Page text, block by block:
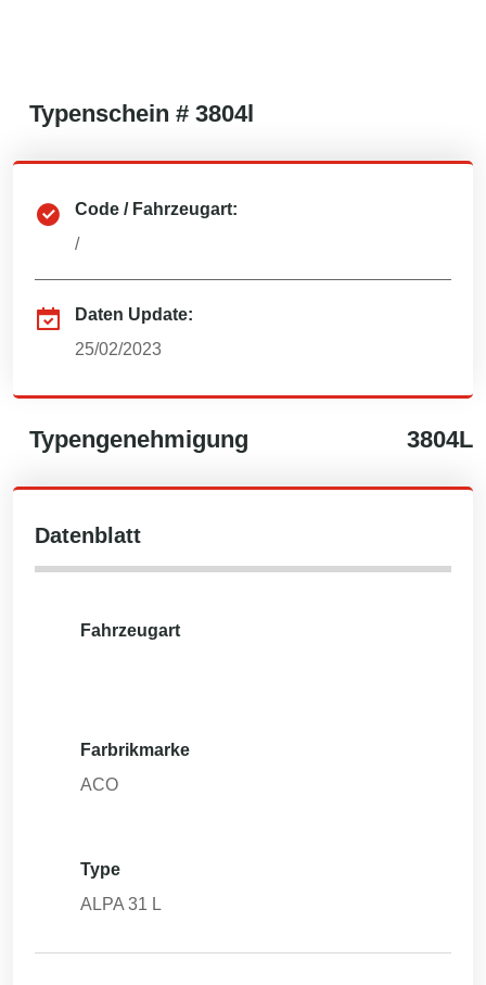
Typenschein # 3804l
Code / Fahrzeugart:
/
Daten Update:
25/02/2023
Typengenehmigung 3804L
Datenblatt
Fahrzeugart
Farbrikmarke
ACO
Type
ALPA 31 L